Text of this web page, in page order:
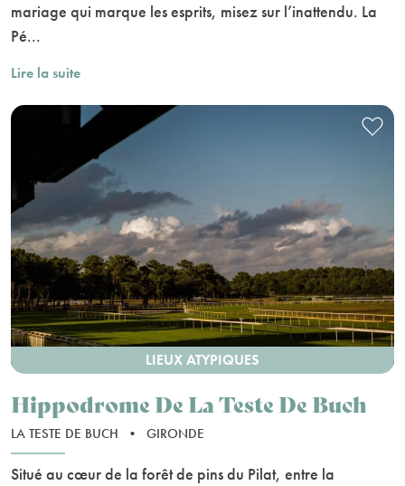
mariage qui marque les esprits, misez sur l’inattendu. La
Pé...
Lire la suite
LIEUX ATYPIQUES
Hippodrome De La Teste De Buch
LA TESTE DE BUCH • GIRONDE
Situé au cœur de la forêt de pins du Pilat, entre la